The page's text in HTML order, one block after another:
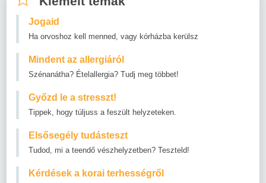
Jogaid
Ha orvoshoz kell menned, vagy kórházba kerülsz
Mindent az allergiáról
Szénanátha? Ételallergia? Tudj meg többet!
Győzd le a stresszt!
Tippek, hogy túljuss a feszült helyzeteken.
Elsősegély tudásteszt
Tudod, mi a teendő vészhelyzetben? Teszteld!
Kérdések a korai terhességről